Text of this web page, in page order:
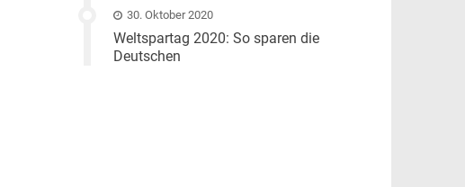
30. Oktober 2020
Weltspartag 2020: So sparen die
Deutschen